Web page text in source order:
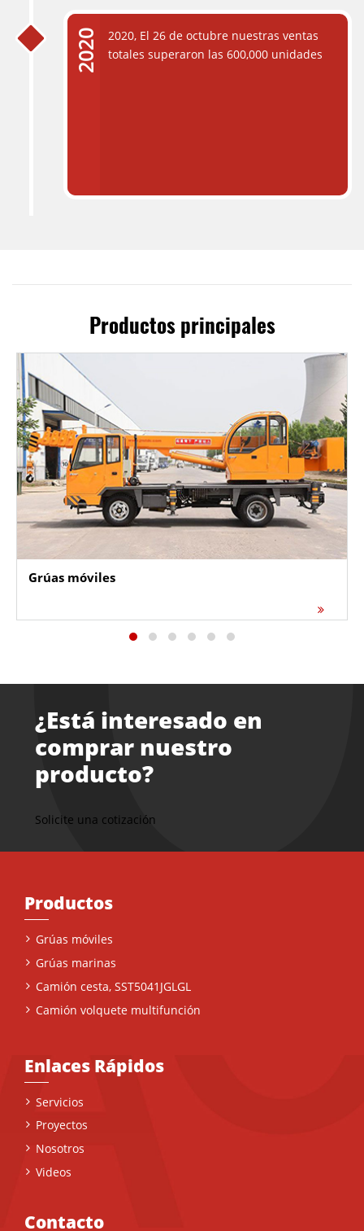
2020, El 26 de octubre nuestras ventas
totales superaron las 600,000 unidades
Productos principales
Grúas móviles
¿Está interesado en
comprar nuestro
producto?
Solicite una cotización
Productos
Grúas móviles
Grúas marinas
Camión cesta, SST5041JGLGL
Camión volquete multifunción
Enlaces Rápidos
Servicios
Proyectos
Nosotros
Videos
Contacto